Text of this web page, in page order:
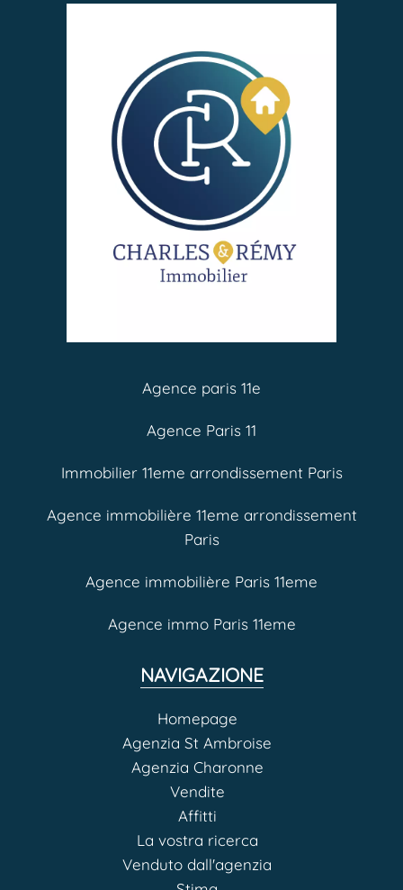
Agence paris 11e
Agence Paris 11
Immobilier 11eme arrondissement Paris
Agence immobilière 11eme arrondissement
Paris
Agence immobilière Paris 11eme
Agence immo Paris 11eme
NAVIGAZIONE
Homepage
Agenzia St Ambroise
Agenzia Charonne
Vendite
Affitti
La vostra ricerca
Venduto dall'agenzia